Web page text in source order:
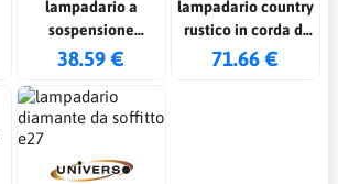
lampadario a
sospensione
country in corda
attacchi e27
38.59 €
lampadario country
rustico in corda di
forma circolare con
71.66 €